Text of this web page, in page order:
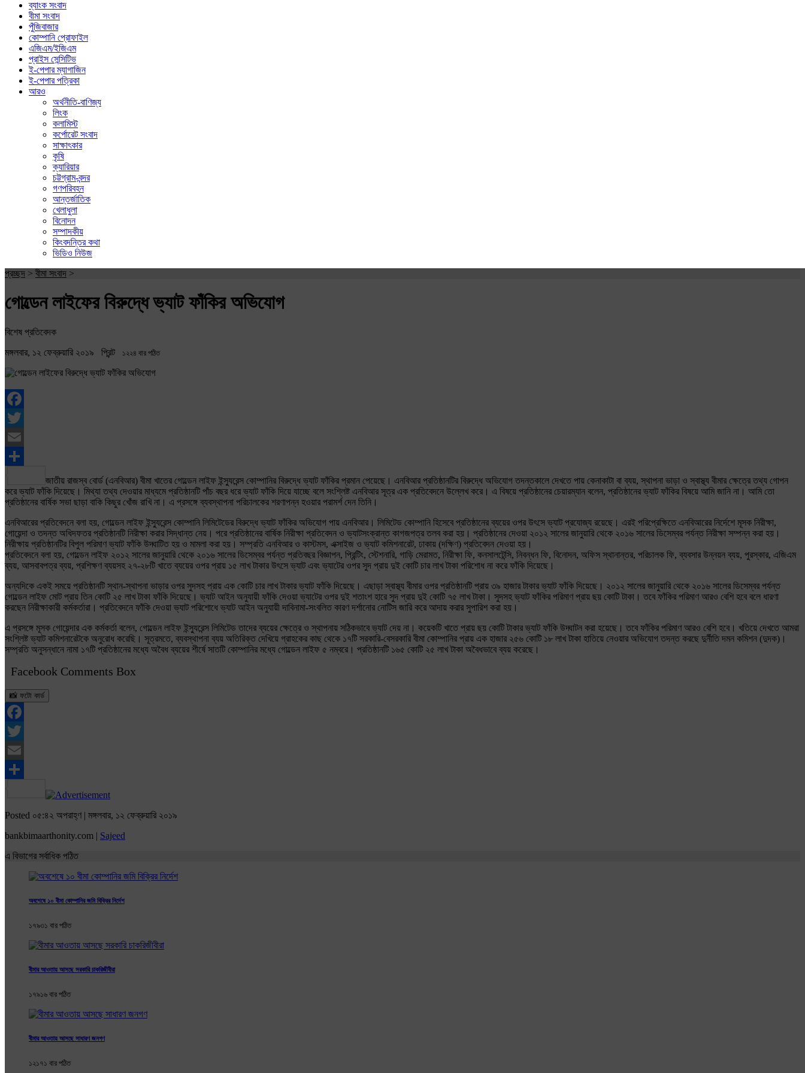
ব্যাংক সংবাদ
বীমা সংবাদ
পুঁজিবাজার
কোম্পানি প্রোফাইল
এজিএম/ইজিএম
প্রাইস সেন্সিটিভ
ই-পেপার ম্যাগাজিন
ই-পেপার পত্রিকা
আরও
অর্থনীতি-বাণিজ্য
লিংক
কলামিস্ট
কর্পোরেট সংবাদ
সাক্ষাৎকার
কৃষি
ক্যারিয়ার
চট্টগ্রাম-বন্দর
গণপরিবহন
আন্তর্জাতিক
খেলাধুলা
বিনোদন
সম্পাদকীয়
কিংবদন্তির কথা
ভিডিও নিউজ
প্রচ্ছদ > বীমা সংবাদ >
গোল্ডেন লাইফের বিরুদ্ধে ভ্যাট ফাঁকির অভিযোগ
বিশেষ প্রতিবেদক
মঙ্গলবার, ১২ ফেব্রুয়ারি ২০১৯ প্রিন্ট ১২২৪ বার পঠিত
Facebook
Twitter
Email
Share
জাতীয় রাজস্ব বোর্ড (এনবিআর) বীমা খাতের গোল্ডেন লাইফ ইন্স্যুরেন্স কোম্পানির বিরুদ্ধে ভ্যাট ফাঁকির প্রমান পেয়েছে। এনবিআর প্রতিষ্ঠানটির বিরুদ্ধে অভিযোগ তদন্তকালে দেখতে পায় কেনাকাটা বা ব্যয়, স্থাপনা ভাড়া ও স্বাস্থ্য বীমার ক্ষেত্রে তথ্য গোপন
করে ভ্যাট ফাঁকি দিয়েছে। মিথ্যা তথ্য দেওয়ার মাধ্যমে প্রতিষ্ঠানটি পাঁচ বছর ধরে ভ্যাট ফাঁকি দিয়ে যাচ্ছে বলে সংশ্লিষ্ট এনবিআর সূত্র এক প্রতিবেদনে উল্লেখ করে। এ বিষয়ে প্রতিষ্ঠানের চেয়ারম্যান বলেন, প্রতিষ্ঠানের ভ্যাট ফাঁকির বিষয়ে আমি জানি না। আমি তো
প্রতিষ্ঠানের বার্ষিক সভা ছাড়া বাকি কিছুর খোঁজ রাখি না। এ প্রসঙ্গে ব্যবস্থাপনা পরিচালকের শরণাপন্ন হওয়ার পরামর্শ দেন তিনি।
এনবিআরের প্রতিবেদনে বলা হয়, গোল্ডেন লাইফ ইন্স্যুরেন্স কোম্পানি লিমিটেডের বিরুদ্ধে ভ্যাট ফাঁকির অভিযোগ পায় এনবিআর। লিমিটেড কোম্পানি হিসেবে প্রতিষ্ঠানের ব্যয়ের ওপর উৎসে ভ্যাট প্রযোজ্য রয়েছে। এরই পরিপ্রেক্ষিতে এনবিআরের নির্দেশে মূসক নিরীক্ষা,
গোয়েন্দা ও তদন্ত অধিদফতর প্রতিষ্ঠানটি নিরীক্ষা করার সিদ্ধান্ত নেয়। পরে প্রতিষ্ঠানের বার্ষিক নিরীক্ষা প্রতিবেদন ও ভ্যাটসংক্রান্ত কাগজপত্র তলব করা হয়। প্রতিষ্ঠানের দেওয়া ২০১২ সালের জানুয়ারি থেকে ২০১৬ সালের ডিসেম্বর পর্যন্ত নিরীক্ষা সম্পন্ন করা হয়।
নিরীক্ষায় প্রতিষ্ঠানটির বিপুল পরিমাণ ভ্যাট ফাঁকি উদ্ঘাটিত হয় ও মামলা করা হয়। সম্প্রতি এনবিআর ও কাস্টমস, এক্সাইজ ও ভ্যাট কমিশনারেট, ঢাকায় (দক্ষিণ) প্রতিবেদন দেওয়া হয়।
প্রতিবেদনে বলা হয়, গোল্ডেন লাইফ ২০১২ সালের জানুয়ারি থেকে ২০১৬ সালের ডিসেম্বর পর্যন্ত প্রতিবছর বিজ্ঞাপন, প্রিন্টিং, স্টেশনারি, গাড়ি মেরামত, নিরীক্ষা ফি, কনসালটেন্সি, নিবন্ধন ফি, বিনোদন, অফিস স্থানান্তর, পরিচালক ফি, ব্যবসার উন্নয়ন ব্যয়, পুরস্কার, এজিএম
ব্যয়, আসবাবপত্র ব্যয়, প্রশিক্ষণ ব্যয়সহ ২৭-২৮টি খাতে ব্যয়ের ওপর প্রায় ১৫ লাখ টাকার উৎসে ভ্যাট এবং ভ্যাটের ওপর সুদ প্রায় দুই কোটি চার লাখ টাকা পরিশোধ না করে ফাঁকি দিয়েছে।
অন্যদিকে একই সময়ে প্রতিষ্ঠানটি স্থান-স্থাপনা ভাড়ার ওপর সুদসহ প্রায় এক কোটি চার লাখ টাকার ভ্যাট ফাঁকি দিয়েছে। এছাড়া স্বাস্থ্য বীমার ওপর প্রতিষ্ঠানটি প্রায় ৩৯ হাজার টাকার ভ্যাট ফাঁকি দিয়েছে। ২০১২ সালের জানুয়ারি থেকে ২০১৬ সালের ডিসেম্বর পর্যন্ত
গোল্ডেন লাইফ মোট প্রায় তিন কোটি ২৫ লাখ টাকা ফাঁকি দিয়েছে। ভ্যাট আইন অনুযায়ী ফাঁকি দেওয়া ভ্যাটের ওপর দুই শতাংশ হারে সুদ প্রায় দুই কোটি ৭৫ লাখ টাকা। সুদসহ ভ্যাট ফাঁকির পরিমাণ প্রায় ছয় কোটি টাকা। তবে ফাঁকির পরিমাণ আরও বেশি হবে বলে ধারণা
করছেন নিরীক্ষাকারী কর্মকর্তারা। প্রতিবেদনে ফাঁকি দেওয়া ভ্যাট পরিশোধে ভ্যাট আইন অনুযায়ী দাবিনামা-সংবলিত কারণ দর্শানোর নোটিস জারি করে আদায় করার সুপারিশ করা হয়।
এ প্রসঙ্গে মূসক গোয়েন্দার এক কর্মকর্তা বলেন, গোল্ডেন লাইফ ইন্স্যুরেন্স লিমিটেড তাদের ব্যয়ের ক্ষেত্রে ও স্থাপনায় সঠিকভাবে ভ্যাট দেয় না। কয়েকটি খাতে প্রায় ছয় কোটি টাকার ভ্যাট ফাঁকি উদ্ঘাটন করা হয়েছে। তবে ফাঁকির পরিমাণ আরও বেশি হবে। খতিয়ে দেখতে আমরা
সংশ্লিষ্ট ভ্যাট কমিশনারেটকে অনুরোধ করেছি। সূত্রমতে, ব্যবস্থাপনা ব্যয় অতিরিক্ত দেখিয়ে গ্রাহকের কাছ থেকে ১৭টি সরকারি-বেসরকারি বীমা কোম্পানির প্রায় এক হাজার ২৫৬ কোটি ১৮ লাখ টাকা হাতিয়ে নেওয়ার অভিযোগ তদন্ত করছে দুর্নীতি দমন কমিশন (দুদক)।
সম্প্রতি অনুসন্ধানে নামা ১৭টি প্রতিষ্ঠানের মধ্যে অবৈধ ব্যয়ের শীর্ষে সাতটি কোম্পানির মধ্যে গোল্ডেন লাইফ ৫ নম্বরে। প্রতিষ্ঠানটি ১৬৫ কোটি ২৫ লাখ টাকা অবৈধভাবে ব্যয় করেছে।
Facebook Comments Box
📸 ফটো কার্ড
Facebook
Twitter
Email
Share
Posted ০৫:৪২ অপরাহ্ণ | মঙ্গলবার, ১২ ফেব্রুয়ারি ২০১৯
bankbimaarthonity.com | Sajeed
এ বিভাগের সর্বাধিক পঠিত
অবশেষে ১০ বীমা কোম্পানির জমি বিক্রির নির্দেশ
১৭৯৩১ বার পঠিত
বীমার আওতায় আসছে সরকারি চাকরিজীবীরা
১৭৯১৬ বার পঠিত
বীমার আওতায় আসছে সাধারণ জনগণ
১২১৭১ বার পঠিত